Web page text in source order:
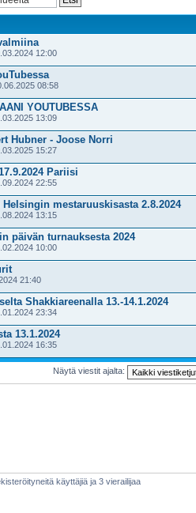
12:00
08:58
YOUTUBESSA
13:09
Hubner - Joose Norri
15:27
Pariisi
22:55
mestaruuskisasta 2.8.2024
13:15
päivän turnauksesta 2024
10:00
21:40
Shakkiareenalla 13.-14.1.2024
23:34
13.1.2024
16:35
Näytä viestit ajalta:
käyttäjiä ja 3 vierailijaa